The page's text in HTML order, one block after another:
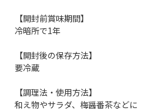
【開封前賞味期間】
冷暗所で1年
【開封後の保存方法】
要冷蔵
【調理法・使用方法】
和え物やサラダ、梅醤番茶などに